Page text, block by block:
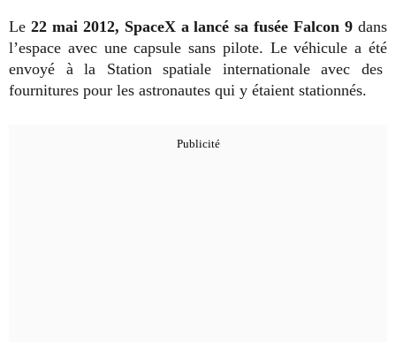
Le 22 mai 2012, SpaceX a lancé sa fusée Falcon 9 dans
l’espace avec une capsule sans pilote. Le véhicule a été
envoyé à la Station spatiale internationale avec des
fournitures pour les astronautes qui y étaient stationnés.